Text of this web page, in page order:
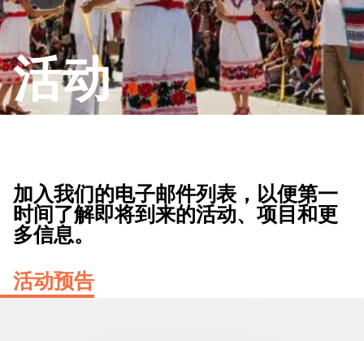
活动
加入我们的电子邮件列表，以便第一
时间了解即将到来的活动、项目和更
多信息。
活动预告